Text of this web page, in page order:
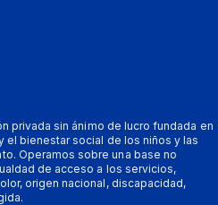
privada sin ánimo de lucro fundada en
el bienestar social de los niños y las
Operamos sobre una base no
de acceso a los servicios,
origen nacional, discapacidad,